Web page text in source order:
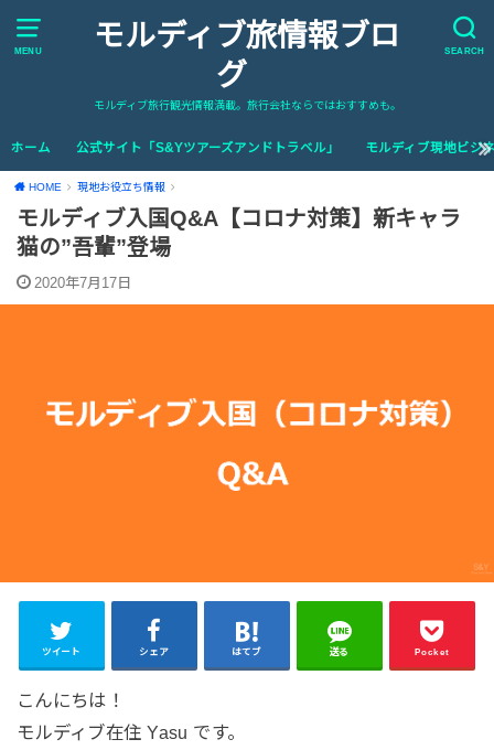
MENU SEARCH
モルディブ旅情報ブロ
グ
モルディブ旅行観光情報満載。旅行会社ならではおすすめも。
ホーム 公式サイト「S&Yツアーズアンドトラベル」 モルディブ現地ビジ
HOME 現地お役立ち情報
モルディブ入国Q&A【コロナ対策】新キャラ
猫の”吾輩”登場
2020年7月17日
ツイート シェア はてブ 送る Pocket
こんにちは！
モルディブ在住 Yasu です。